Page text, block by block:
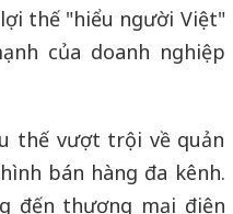
thế "hiểu người Việt"
của doanh nghiệp
thế vượt trội về quản
bán hàng đa kênh.
đến thương mại điện